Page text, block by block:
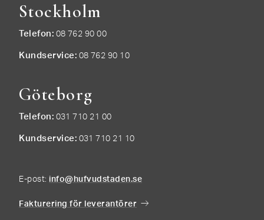
Stockholm
Telefon 08 762 90 00
Kundservice 08 762 90 10
Göteborg
Telefon 031 710 21 00
Kundservice 031 710 21 10
E-post: info@hufvudstaden.se
Fakturering för leverantörer